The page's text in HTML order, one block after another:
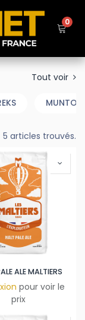
0
Tout voir
5 articles trouvés.
ALE MALTIERS
pour voir le
prix